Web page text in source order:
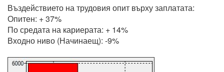
Въздействието на трудовия опит върху заплатата:
Опитен: + 37%
По средата на кариерата: + 14%
Входно ниво (Начинаещ): -9%